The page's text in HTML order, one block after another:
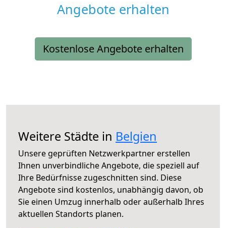
Angebote erhalten
Kostenlose Angebote erhalten
Weitere Städte in Belgien
Unsere geprüften Netzwerkpartner erstellen
Ihnen unverbindliche Angebote, die speziell auf
Ihre Bedürfnisse zugeschnitten sind. Diese
Angebote sind kostenlos, unabhängig davon, ob
Sie einen Umzug innerhalb oder außerhalb Ihres
aktuellen Standorts planen.